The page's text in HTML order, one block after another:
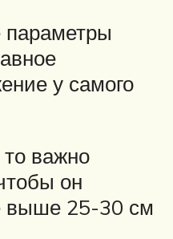
у самого
важно
он
выше 25-30 см